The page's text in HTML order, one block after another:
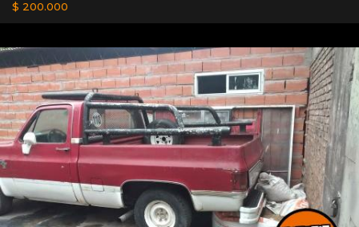
$ 200.000